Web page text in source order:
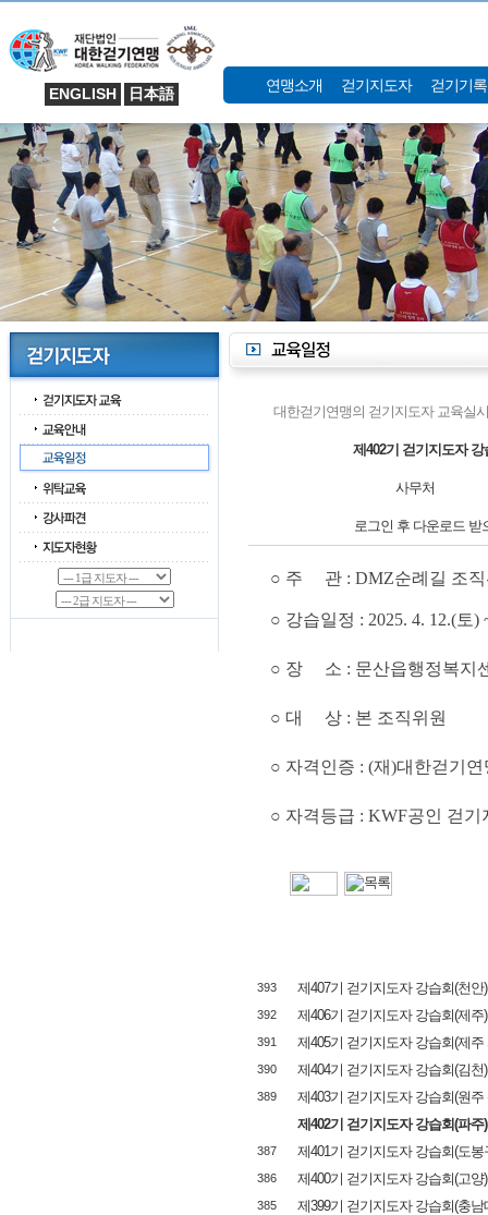
ENGLISH 日本語 연맹소개 걷기지도자 걷기기
대한걷기연맹의 걷기지도자 교육실
제402기 걷기지도자 강
사무처
로그인 후 다운로드 받
○ 주 관 : DMZ순례길 조
○ 강습일정 : 2025. 4. 12.(토)
○ 장 소 : 문산읍행정복지
○ 대 상 : 본 조직위원
○ 자격인증 : (재)대한걷기연
○ 자격등급 : KWF공인 걷기
393 제407기 걷기지도자 강습회(천안)
392 제406기 걷기지도자 강습회(제주)
391 제405기 걷기지도자 강습회(제주
390 제404기 걷기지도자 강습회(김천)
389
제403기 걷기지도자 강습회(원주
제402기 걷기지도자 강습회(파주)
387 제401기 걷기지도자 강습회(도봉
386 제400기 걷기지도자 강습회(고양)
385 제399기 걷기지도자 강습회(충남